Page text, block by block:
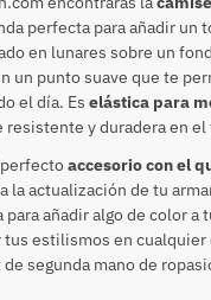
perfecta para añadir un
en lunares sobre un
un punto suave que te
el día. Eselástica para
resistente y duradera en
perfectoaccesorio con el
la actualización de tu
para añadir algo de color
tus estilismos en
segunda mano de